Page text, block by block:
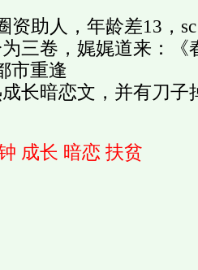
资助人，年龄差13，
三卷，娓娓道来：《
市重逢
长暗恋文，并有刀子
成长 暗恋 扶贫